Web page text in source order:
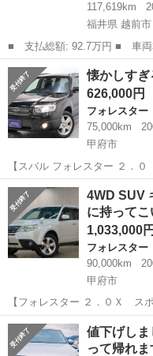
117,619km
福井県 越前市
■ 支払総額: 92.7万円 ■ 車両本体価格： 810,000 円 ■ メーカー
名： スバル ■ 車種名： フ
ｉ－Ｌ アイサイト ４ＷＤ
ｅｔｏｏｔｈ...
福井 越前市 フォレス
懐かしすぎ
626,000円
フォレスター
75,000km
甲府市
【スバル フォレスター ２．０ ＸＳ】 車輛
https://www.otoron.jp/lists/
時間・見積り・相談無料で...
山梨 甲府市 フォレス
4WD SUV
に持ってこ
1,033,000円
フォレスター
90,000km
甲府市
【フォレスター ２．０Ｘ スポーツリミテ
レスター ２．０Ｘ スポーツリミテッド LINEで
間・見積り・相談無料で出来
山梨 甲府市 フォレス
値下げし
って帰れま